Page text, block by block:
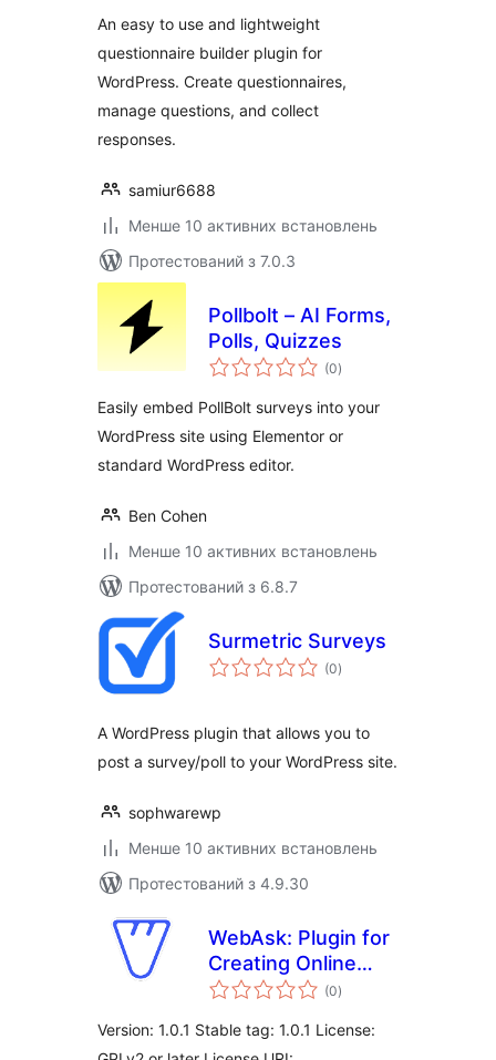
An easy to use and lightweight
questionnaire builder plugin for
WordPress. Create questionnaires,
manage questions, and collect
responses.
samiur6688
Менше 10 активних встановлень
Протестований з 7.0.3
Pollbolt – AI Forms,
Polls, Quizzes
(0загальний
рейтинг
)
Easily embed PollBolt surveys into your
WordPress site using Elementor or
standard WordPress editor.
Ben Cohen
Менше 10 активних встановлень
Протестований з 6.8.7
Surmetric Surveys
(0загальний
рейтинг
)
A WordPress plugin that allows you to
post a survey/poll to your WordPress site.
sophwarewp
Менше 10 активних встановлень
Протестований з 4.9.30
WebAsk: Plugin for
Creating Online
Surveys, Polls,
and Marketing
(0загальний
рейтинг
)
Version: 1.0.1 Stable tag: 1.0.1 License: